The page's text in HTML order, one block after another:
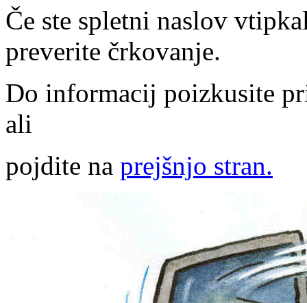
Če ste spletni naslov
preverite črkovanje.
Do informacij poizkusite
ali
pojdite na prejšnjo stran.